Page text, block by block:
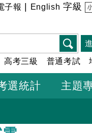
子報 English 字級
高考三級 普通考試
選統計 主題